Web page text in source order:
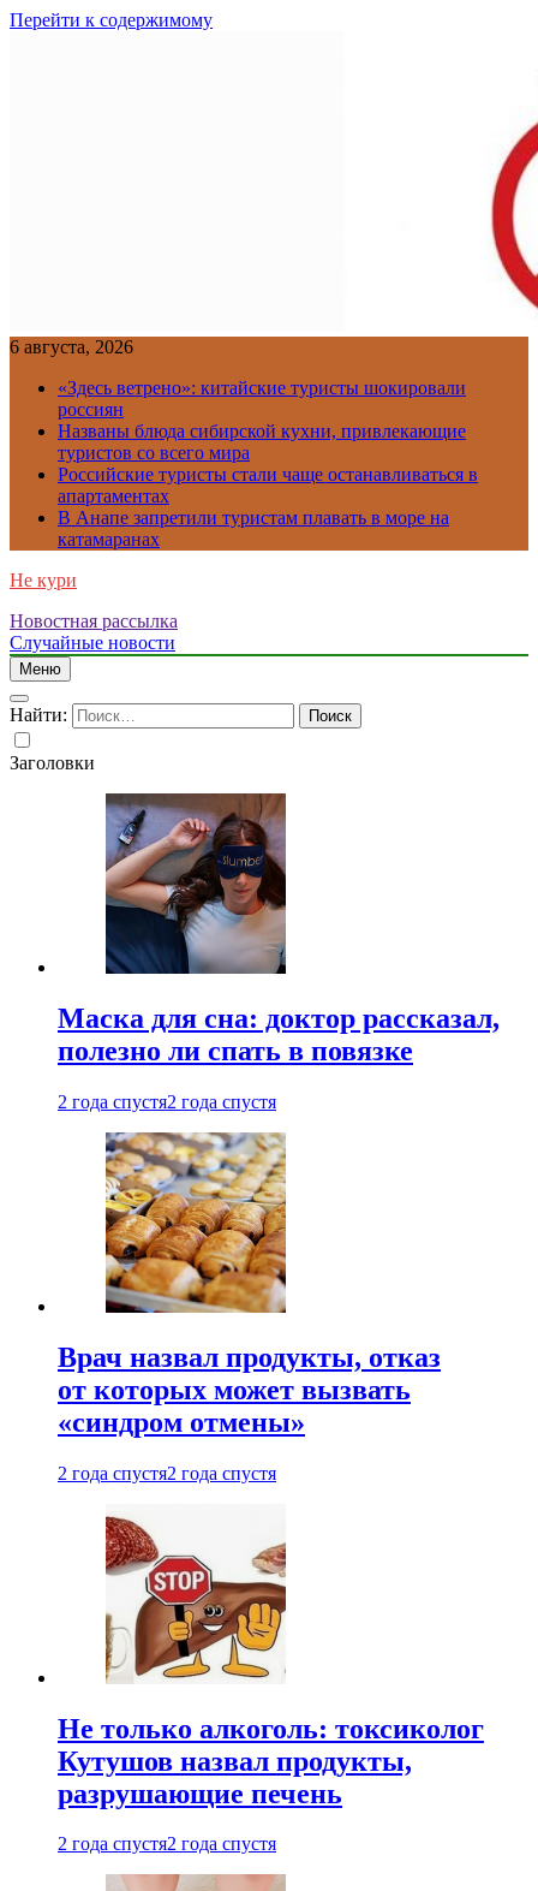
Перейти к содержимому
6 августа, 2026
«Здесь ветрено»: китайские туристы шокировали
россиян
Названы блюда сибирской кухни, привлекающие
туристов со всего мира
Российские туристы стали чаще останавливаться в
апартаментах
В Анапе запретили туристам плавать в море на
катамаранах
Не кури
Новостная рассылка
Случайные новости
Меню
Найти:
Заголовки
Маска для сна: доктор рассказал,
полезно ли спать в повязке
2 года спустя2 года спустя
Врач назвал продукты, отказ
от которых может вызвать
«синдром отмены»
2 года спустя2 года спустя
Не только алкоголь: токсиколог
Кутушов назвал продукты,
разрушающие печень
2 года спустя2 года спустя